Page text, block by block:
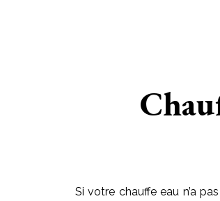
Si votre chauffe eau n’a